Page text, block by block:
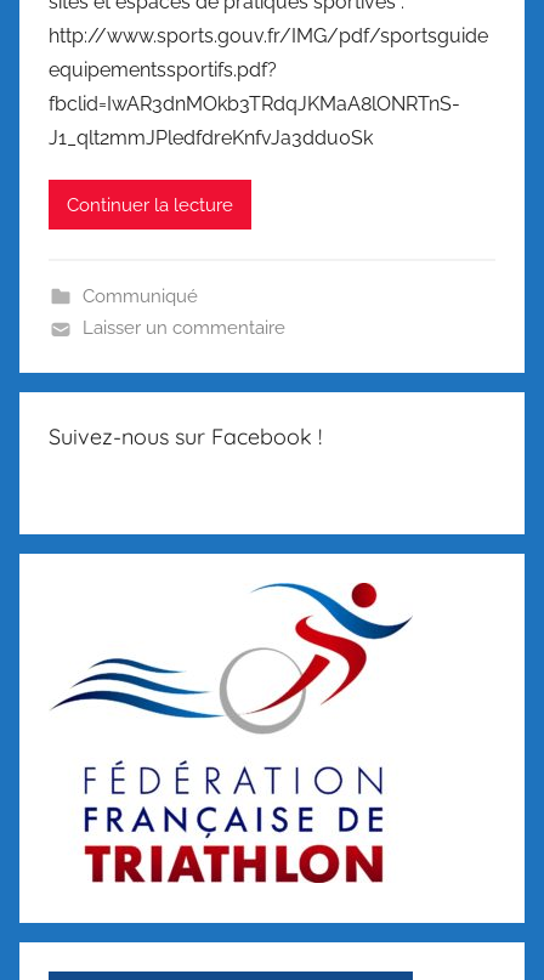
http://www.sports.gouv.fr/IMG/pdf/sportsguide
equipementssportifs.pdf?
fbclid=IwAR3dnMOkb3TRdqJKMaA8lONRTnS-
J1_qlt2mmJPledfdreKnfvJa3ddu0Sk
Continuer la lecture
Communiqué
Laisser un commentaire
Suivez-nous sur Facebook !